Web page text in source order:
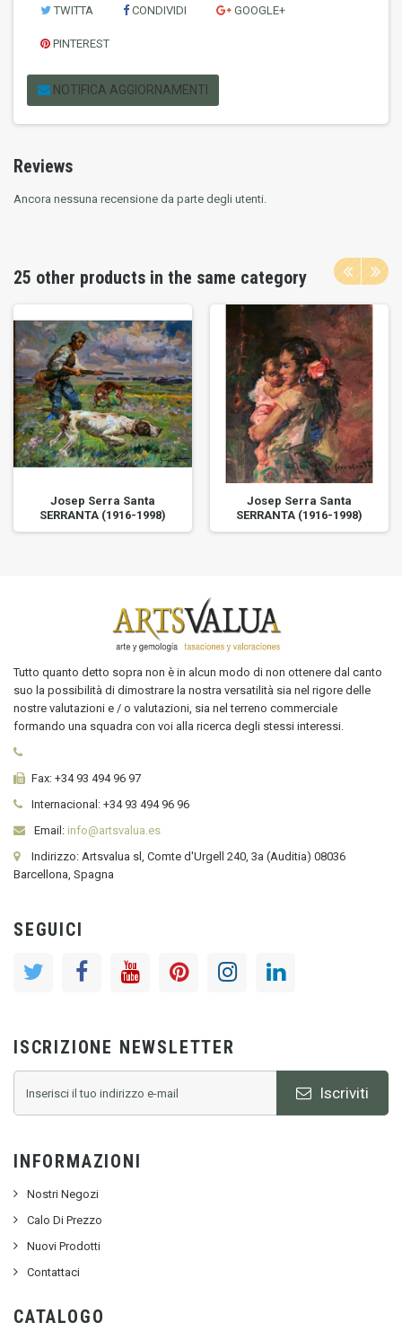
TWITTA CONDIVIDI GOOGLE+
PINTEREST
NOTIFICA AGGIORNAMENTI
Reviews
Ancora nessuna recensione da parte degli utenti.
25 other products in the same category
Josep Serra Santa
SERRANTA (1916-1998)
Josep Serra Santa
SERRANTA (1916-1998)
Tutto quanto detto sopra non è in alcun modo di non ottenere dal canto
suo la possibilità di dimostrare la nostra versatilità sia nel rigore delle
nostre valutazioni e / o valutazioni, sia nel terreno commerciale
formando una squadra con voi alla ricerca degli stessi interessi.
Fax: +34 93 494 96 97
Internacional: +34 93 494 96 96
Email: info@artsvalua.es
Indirizzo: Artsvalua sl, Comte d'Urgell 240, 3a (Auditia) 08036
Barcellona, Spagna
SEGUICI
ISCRIZIONE NEWSLETTER
Iscriviti
INFORMAZIONI
Nostri Negozi
Calo Di Prezzo
Nuovi Prodotti
Contattaci
CATALOGO